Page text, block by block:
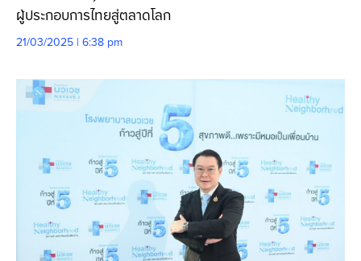
ผู้ประกอบการไทยสู่ตลาดโลก
21/03/2025 | 6:38 pm